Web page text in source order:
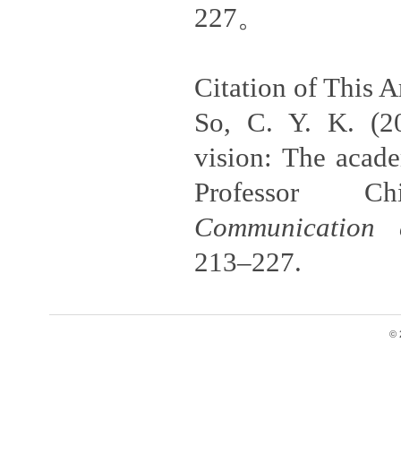
227。
Citation of This
So, C. Y. K.
vision: The
Professor
213–227.
©